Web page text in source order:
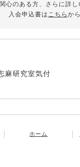
心のある方、さらに詳
入会申込書は こちら か
麻研究室気付
ホーム